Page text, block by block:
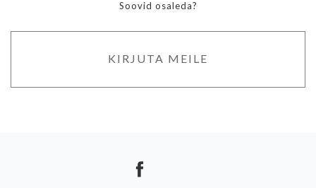
Soovid osaleda?
KIRJUTA MEILE